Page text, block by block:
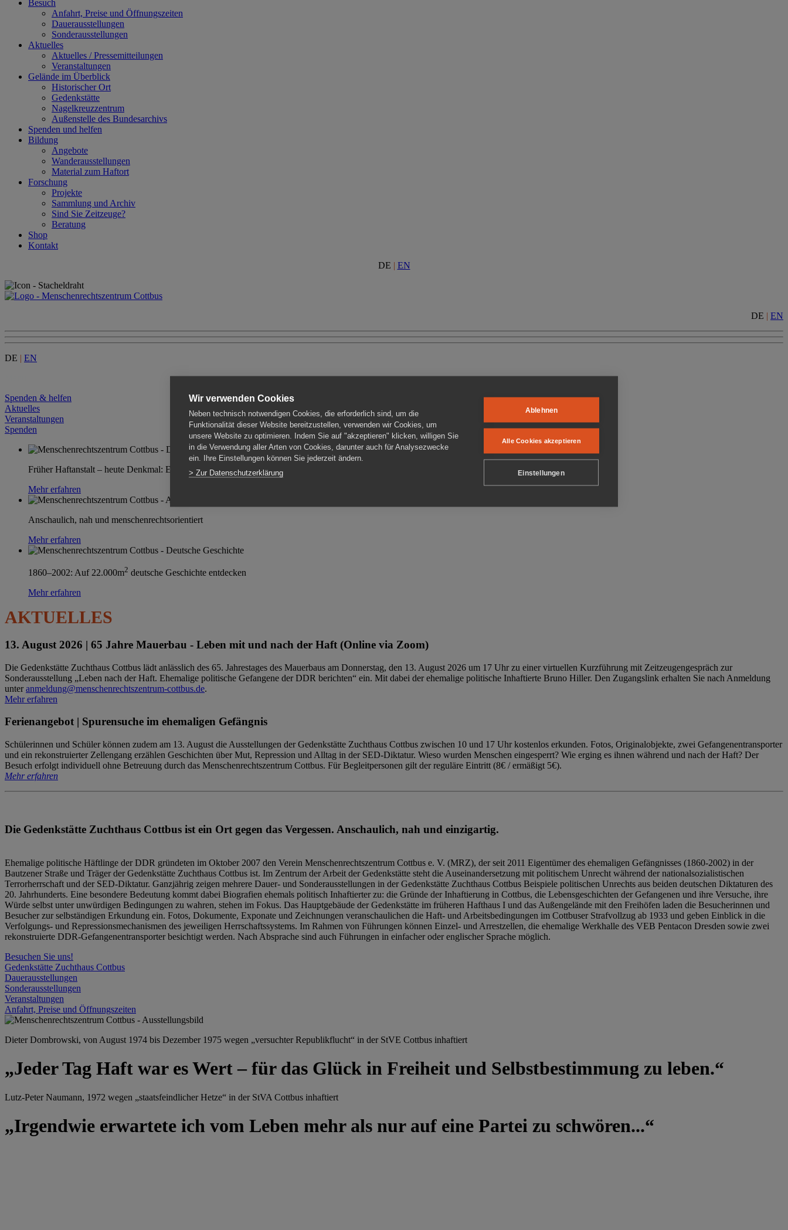
Besuch
Anfahrt, Preise und Öffnungszeiten
Dauerausstellungen
Sonderausstellungen
Aktuelles
Aktuelles / Pressemitteilungen
Veranstaltungen
Gelände im Überblick
Historischer Ort
Gedenkstätte
Nagelkreuzzentrum
Außenstelle des Bundesarchivs
Spenden und helfen
Bildung
Angebote
Wanderausstellungen
Material zum Haftort
Forschung
Projekte
Sammlung und Archiv
Sind Sie Zeitzeuge?
Beratung
Shop
Kontakt
DE | EN
DE | EN
DE | EN
Spenden & helfen
Aktuelles
Veranstaltungen
Spenden
Früher Haftanstalt – heute Denkmal: Einen Ort im Wandel erleben
Mehr erfahren
Anschaulich, nah und menschenrechtsorientiert
Mehr erfahren
1860–2002: Auf 22.000m2 deutsche Geschichte entdecken
Mehr erfahren
AKTUELLES
13. August 2026 | 65 Jahre Mauerbau - Leben mit und nach der Haft (Online via Zoom)
Die Gedenkstätte Zuchthaus Cottbus lädt anlässlich des 65. Jahrestages des Mauerbaus am Donnerstag, den 13. August 2026 um 17 Uhr zu einer virtuellen Kurzführung mit Zeitzeugengespräch zur
Sonderausstellung „Leben nach der Haft. Ehemalige politische Gefangene der DDR berichten“ ein. Mit dabei der ehemalige politische Inhaftierte Bruno Hiller. Den Zugangslink erhalten Sie nach Anmeldung
unteranmeldung@menschenrechtszentrum-cottbus.de.
Mehr erfahren
Ferienangebot | Spurensuche im ehemaligen Gefängnis
Schülerinnen und Schüler können zudem am 13. August die Ausstellungen der Gedenkstätte Zuchthaus Cottbus zwischen 10 und 17 Uhr kostenlos erkunden. Fotos, Originalobjekte, zwei Gefangenentransporter
und ein rekonstruierter Zellengang erzählen Geschichten über Mut, Repression und Alltag in der SED-Diktatur. Wieso wurden Menschen eingesperrt? Wie erging es ihnen während und nach der Haft? Der
Besuch erfolgt individuell ohne Betreuung durch das Menschenrechtszentrum Cottbus. Für Begleitpersonen gilt der reguläre Eintritt (8€ / ermäßigt 5€).
Mehr erfahren
Die Gedenkstätte Zuchthaus Cottbus ist ein Ort gegen das Vergessen. Anschaulich, nah und einzigartig.
Ehemalige politische Häftlinge der DDR gründeten im Oktober 2007 den Verein Menschenrechtszentrum Cottbus e. V. (MRZ), der seit 2011 Eigentümer des ehemaligen Gefängnisses (1860-2002) in der
Bautzener Straße und Träger der Gedenkstätte Zuchthaus Cottbus ist. Im Zentrum der Arbeit der Gedenkstätte steht die Auseinandersetzung mit politischem Unrecht während der nationalsozialistischen
Terrorherrschaft und der SED-Diktatur. Ganzjährig zeigen mehrere Dauer- und Sonderausstellungen in der Gedenkstätte Zuchthaus Cottbus Beispiele politischen Unrechts aus beiden deutschen Diktaturen des
20. Jahrhunderts. Eine besondere Bedeutung kommt dabei Biografien ehemals politisch Inhaftierter zu: die Gründe der Inhaftierung in Cottbus, die Lebensgeschichten der Gefangenen und ihre Versuche, ihre
Würde selbst unter unwürdigen Bedingungen zu wahren, stehen im Fokus. Das Hauptgebäude der Gedenkstätte im früheren Hafthaus I und das Außengelände mit den Freihöfen laden die Besucherinnen und
Besucher zur selbständigen Erkundung ein. Fotos, Dokumente, Exponate und Zeichnungen veranschaulichen die Haft- und Arbeitsbedingungen im Cottbuser Strafvollzug ab 1933 und geben Einblick in die
Verfolgungs- und Repressionsmechanismen des jeweiligen Herrschaftssystems. Im Rahmen von Führungen können Einzel- und Arrestzellen, die ehemalige Werkhalle des VEB Pentacon Dresden sowie zwei
rekonstruierte DDR-Gefangenentransporter besichtigt werden. Nach Absprache sind auch Führungen in einfacher oder englischer Sprache möglich.
Besuchen Sie uns!
Gedenkstätte Zuchthaus Cottbus
Dauerausstellungen
Sonderausstellungen
Veranstaltungen
Anfahrt, Preise und Öffnungszeiten
Dieter Dombrowski, von August 1974 bis Dezember 1975 wegen „versuchter Republikflucht“ in der StVE Cottbus inhaftiert
„Jeder Tag Haft war es Wert – für das Glück in Freiheit und Selbstbestimmung zu leben.“
Lutz-Peter Naumann, 1972 wegen „staatsfeindlicher Hetze“ in der StVA Cottbus inhaftiert
„Irgendwie erwartete ich vom Leben mehr als nur auf eine Partei zu schwören...“
Wir verwenden Cookies
Neben technisch notwendigen Cookies, die erforderlich sind, um die
Funktionalität dieser Website bereitzustellen, verwenden wir Cookies, um
unsere Website zu optimieren. Indem Sie auf "akzeptieren" klicken, willigen Sie
in die Verwendung aller Arten von Cookies, darunter auch für Analysezwecke
ein. Ihre Einstellungen können Sie jederzeit ändern.
> Zur Datenschutzerklärung
Ablehnen
Alle Cookies akzeptieren
Einstellungen